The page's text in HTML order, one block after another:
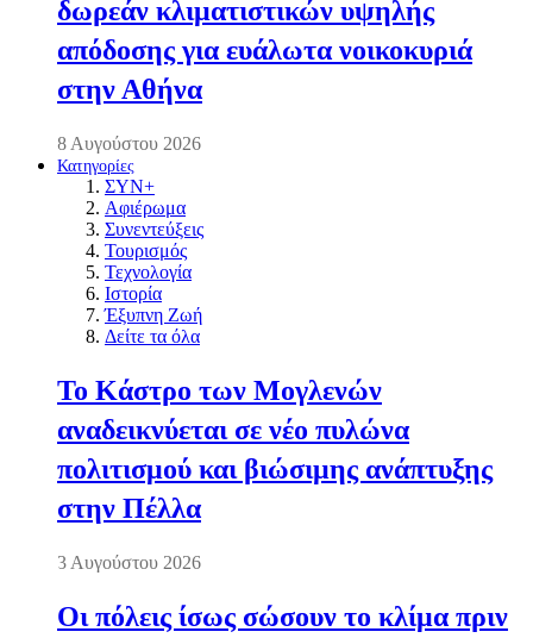
δωρεάν κλιματιστικών υψηλής
απόδοσης για ευάλωτα νοικοκυριά
στην Αθήνα
8 Αυγούστου 2026
Κατηγορίες
ΣΥΝ+
Αφιέρωμα
Συνεντεύξεις
Τουρισμός
Τεχνολογία
Ιστορία
Έξυπνη Ζωή
Δείτε τα όλα
Το Κάστρο των Μογλενών
αναδεικνύεται σε νέο πυλώνα
πολιτισμού και βιώσιμης ανάπτυξης
στην Πέλλα
3 Αυγούστου 2026
Οι πόλεις ίσως σώσουν το κλίμα πριν